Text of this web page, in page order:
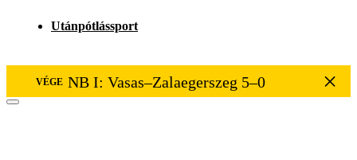
Utánpótlássport
VÉGE NB I: Vasas–Zalaegerszeg 5–0